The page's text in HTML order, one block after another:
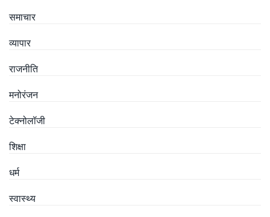
समाचार
व्यापार
राजनीति
मनोरंजन
टेक्नोलॉजी
शिक्षा
धर्म
स्वास्थ्य